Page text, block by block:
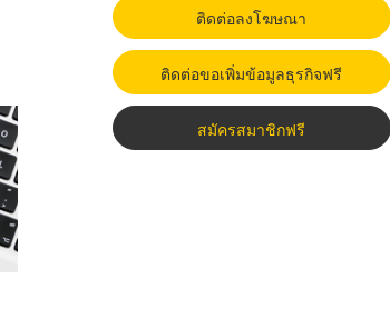
ติดต่อลงโฆษณา
ติดต่อขอเพิ่มข้อมูลธุรกิจฟรี
สมัครสมาชิกฟรี